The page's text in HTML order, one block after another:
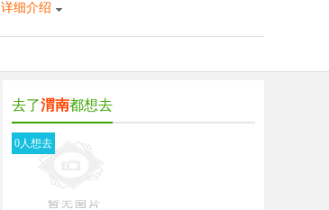
详细介绍
去了渭南都想去
0人想去